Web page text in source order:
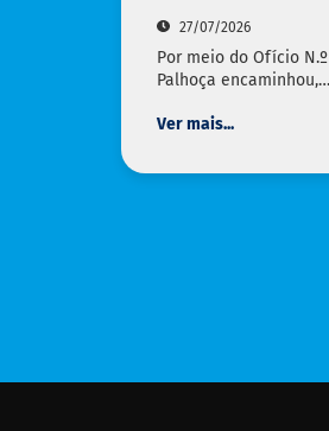
27/07/2026
Por meio do Ofício
Palhoça encaminhou,…
Ver mais...